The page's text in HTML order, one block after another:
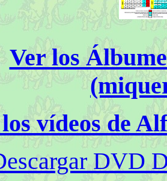
Ver los
vídeos de
DVD